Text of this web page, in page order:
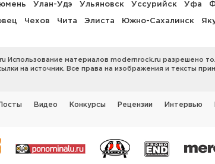
Улан-Удэ Ульяновск Уссурийск Уфа
Чехов Чита Элиста Южно-Сахалинск
Использование материалов modernrock.ru разрешено
на источник. Все права на изображения и тексты
Посты Видео Конкурсы Рецензии Интервью